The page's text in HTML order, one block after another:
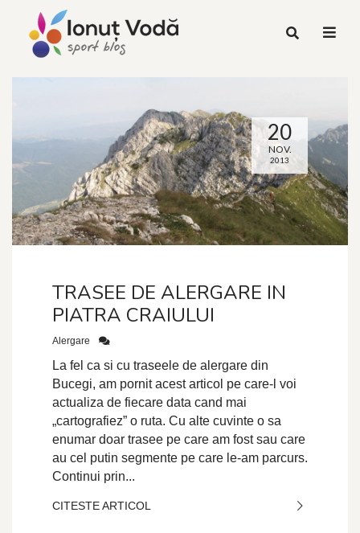
20
NOV.
2013
TRASEE DE ALERGARE IN
PIATRA CRAIULUI
Alergare
La fel ca si cu traseele de alergare din
Bucegi, am pornit acest articol pe care-l voi
actualiza de fiecare data cand mai
„cartografiez” o ruta. Cu alte cuvinte o sa
enumar doar trasee pe care am fost sau care
au cel putin segmente pe care le-am parcurs.
Continui prin...
CITESTE ARTICOL